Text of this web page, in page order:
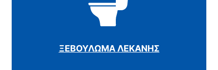
ΞΕΒΟΥΛΩΜΑ ΛΕΚΑΝΗΣ